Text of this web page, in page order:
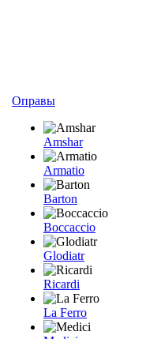
Оправы
Amshar
Armatio
Barton
Boccaccio
Glodiatr
Ricardi
La Ferro